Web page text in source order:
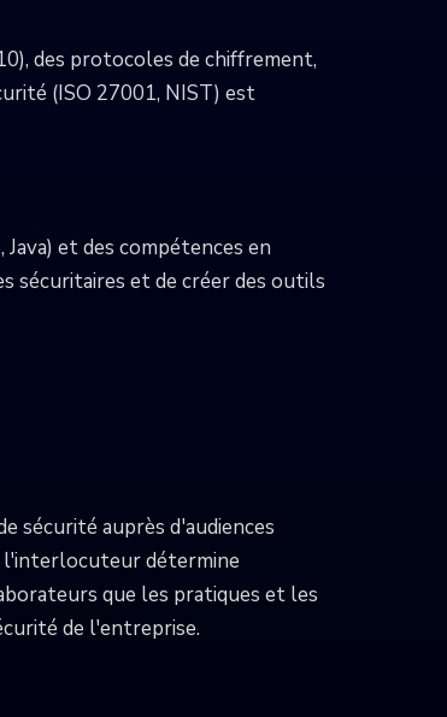
des protocoles de chiffrement,
(ISO 27001, NIST) est
et des compétences en
sécuritaires et de créer des outils
sécurité auprès d'audiences
l'interlocuteur détermine
que les pratiques et les
de l'entreprise.